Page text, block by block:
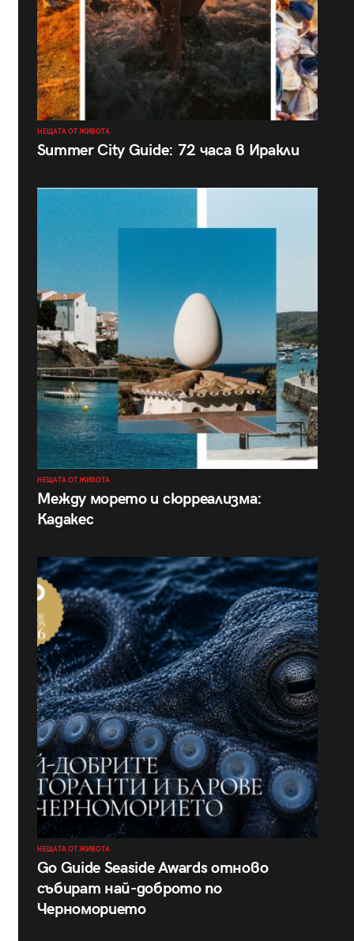
НЕЩАТА ОТ ЖИВОТА
Summer City Guide: 72 часа в Иракли
НЕЩАТА ОТ ЖИВОТА
Между морето и сюрреализма:
Кадакес
НЕЩАТА ОТ ЖИВОТА
Go Guide Seaside Awards отново
събират най-доброто по
Черноморието